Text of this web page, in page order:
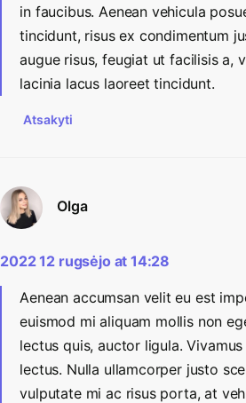
in faucibus. Aenean vehicula
tincidunt, risus ex condimentum
augue risus, feugiat ut facilisis a,
lacinia lacus laoreet tincidunt.
Atsakyti
Olga
2022 12 rugsėjo at 14:28
Aenean accumsan velit eu est
euismod mi aliquam mollis non
lectus quis, auctor ligula.
lectus. Nulla ullamcorper justo
vulputate mi ac risus porta, at